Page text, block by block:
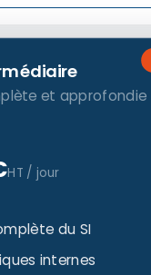
et approfondie
HT / jour
du SI
internes